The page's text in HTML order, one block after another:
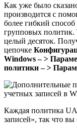
Как уже было
производится с
более гибкий
групповых политик.
целый десяток.
цепочке
Windows – >
политики – >
Каждая политика
записей», так что